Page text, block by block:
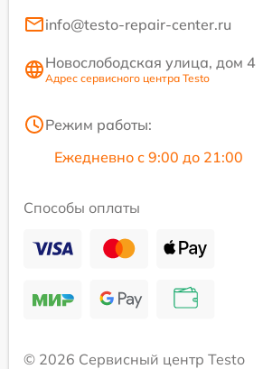
info@testo-repair-center.ru
Новослободская улица, дом 4
Адрес сервисного центра Testo
Режим работы:
Ежедневно с 9:00 до 21:00
Способы оплаты
© 2026 Сервисный центр Testo